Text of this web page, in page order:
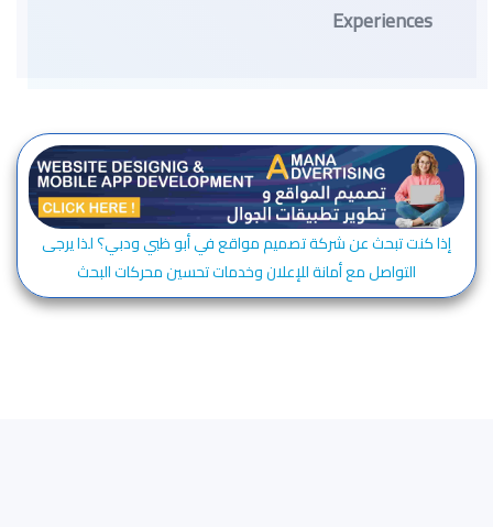
Experiences
إذا كنت تبحث عن شركة تصميم مواقع في أبو ظبي ودبي؟ لذا يرجى
التواصل مع أمانة للإعلان وخدمات تحسين محركات البحث